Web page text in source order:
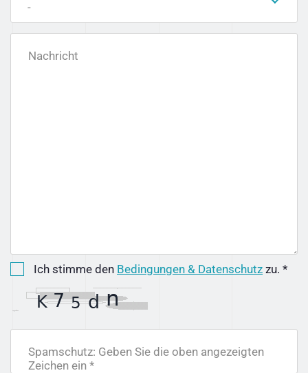
-
Nachricht
Ich stimme den Bedingungen & Datenschutz zu. *
Spamschutz: Geben Sie die oben angezeigten
Zeichen ein *